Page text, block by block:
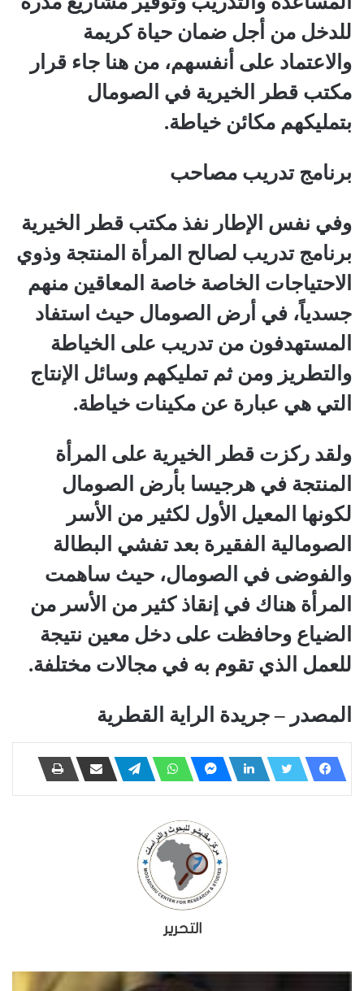
للدخل من أجل ضمان حياة كريمة
والاعتماد على أنفسهم، من هنا جاء قرار
مكتب قطر الخيرية في الصومال
بتمليكهم مكائن خياطة.
برنامج تدريب مصاحب
وفي نفس الإطار نفذ مكتب قطر الخيرية
برنامج تدريب لصالح المرأة المنتجة وذوي
الاحتياجات الخاصة خاصة المعاقين منهم
جسدياً، في أرض الصومال حيث استفاد
المستهدفون من تدريب على الخياطة
والتطريز ومن ثم تمليكهم وسائل الإنتاج
التي هي عبارة عن مكينات خياطة.
ولقد ركزت قطر الخيرية على المرأة
المنتجة في هرجيسا بأرض الصومال
لكونها المعيل الأول لكثير من الأسر
الصومالية الفقيرة بعد تفشي البطالة
والفوضى في الصومال، حيث ساهمت
المرأة هناك في إنقاذ كثير من الأسر من
الضياع وحافظت على دخل معين نتيجة
للعمل الذي تقوم به في مجالات مختلفة.
المصدر – جريدة الراية القطرية
التحرير